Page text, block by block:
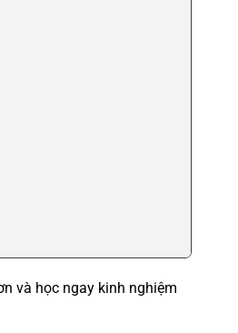
và học ngay kinh nghiệm